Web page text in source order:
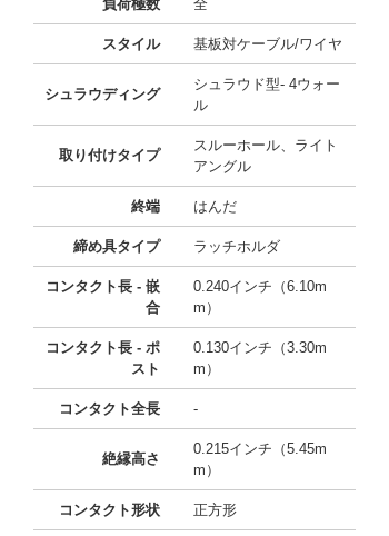
負荷極数 全
スタイル 基板対ケーブル/ワイヤ
シュラウディング
シュラウド型- 4ウォー
ル
取り付けタイプ
スルーホール、ライト
アングル
終端 はんだ
締め具タイプ ラッチホルダ
コンタクト長 - 嵌
合
0.240インチ（6.10m
m）
コンタクト長 - ポ
スト
0.130インチ（3.30m
m）
コンタクト全長 -
絶縁高さ
0.215インチ（5.45m
m）
コンタクト形状 正方形